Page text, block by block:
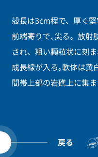
殻長は3cm程で、厚く
前端寄りで､尖る。放射
され、粗い顆粒状に刻
成長線が入る｡軟体は黄
間帯上部の岩礁上に集
戻る